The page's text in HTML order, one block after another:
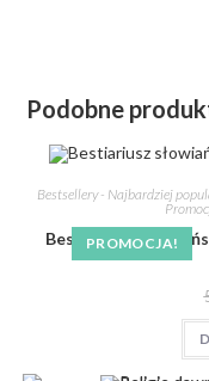
Podobne
PROMOCJA!
Bestsellery - Najbardziej
Bestiariusz